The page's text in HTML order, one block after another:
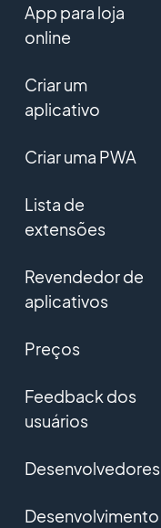
App para loja
online
Criar um
aplicativo
Criar uma PWA
Lista de
extensões
Revendedor de
aplicativos
Preços
Feedback dos
usuários
Desenvolvedores
Desenvolvimento